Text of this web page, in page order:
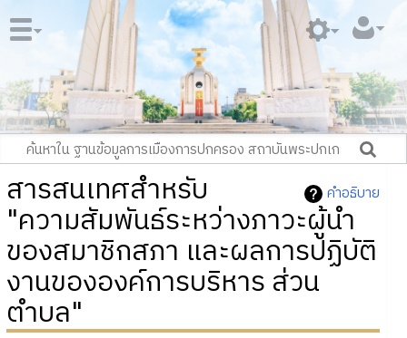
คำอธิบาย
สารสนเทศสำหรับ
"ความสัมพันธ์ระหว่างภาวะผู้นำ
ของสมาชิกสภา และผลการปฏิบัติ
งานขององค์การบริหาร ส่วน
ตำบล"